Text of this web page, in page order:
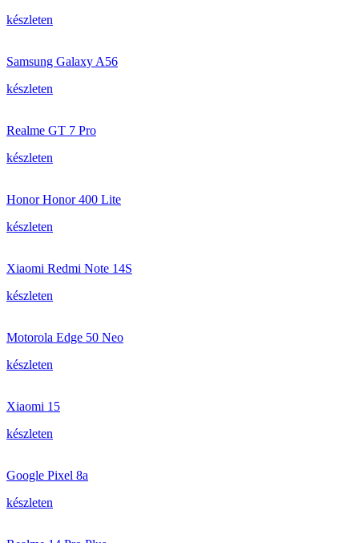
készleten
Samsung Galaxy A56
készleten
Realme GT 7 Pro
készleten
Honor Honor 400 Lite
készleten
Xiaomi Redmi Note 14S
készleten
Motorola Edge 50 Neo
készleten
Xiaomi 15
készleten
Google Pixel 8a
készleten